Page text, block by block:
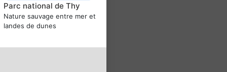
Parc national de Thy
Nature sauvage entre mer et
landes de dunes